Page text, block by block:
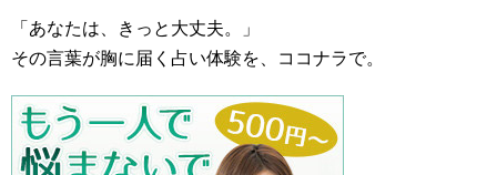
「あなたは、きっと大丈夫。」
その言葉が胸に届く占い体験を、ココナラで。